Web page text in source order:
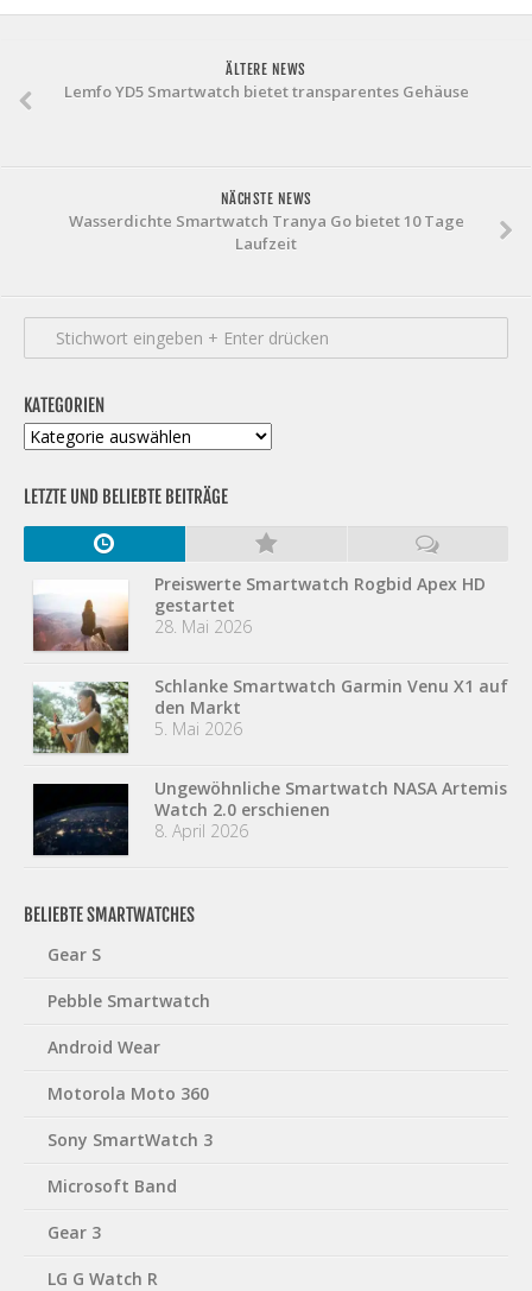
ÄLTERE NEWS
Lemfo YD5 Smartwatch bietet transparentes Gehäuse
NÄCHSTE NEWS
Wasserdichte Smartwatch Tranya Go bietet 10 Tage
Laufzeit
KATEGORIEN
Kategorien
LETZTE UND BELIEBTE BEITRÄGE
Preiswerte Smartwatch Rogbid Apex HD
gestartet
28. Mai 2026
Schlanke Smartwatch Garmin Venu X1 auf
den Markt
5. Mai 2026
Ungewöhnliche Smartwatch NASA Artemis
Watch 2.0 erschienen
8. April 2026
BELIEBTE SMARTWATCHES
Gear S
Pebble Smartwatch
Android Wear
Motorola Moto 360
Sony SmartWatch 3
Microsoft Band
Gear 3
LG G Watch R